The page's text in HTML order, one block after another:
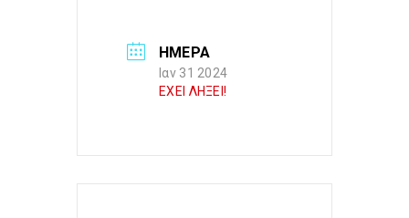
ΗΜΕΡΑ
Ιαν 31 2024
ΕΧΕΙ ΛΗΞΕΙ!